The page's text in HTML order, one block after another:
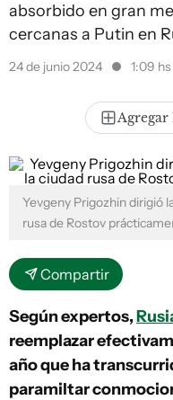
absorbido en gran
cercanas a Putin en
24 de junio 2024 1:09 hs
Agregar
Yevgeny Prigozhin dirigió
rusa de Rostov
Compartir
Según expertos,
reemplazar
año que ha
paramiltar